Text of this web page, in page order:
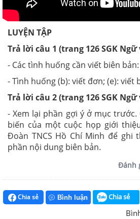
LUYỆN TẬP
Trả lời câu 1 (trang 126 SGK
- Các tình huống cần viết biên bản:
- Tình huống (b): viết đơn; (e): viết
Trả lời câu 2 (trang 126 SGK
- Xem lại phần gợi ý ở mục trước.
biến của một cuộc họp giới
Đoàn TNCS Hồ Chí Minh để ghi
phần nội dung biên bản.
Đánh
Chia sẻ Bình luận Chia sẻ